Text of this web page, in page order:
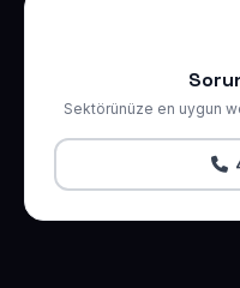
Sektörünüze en uygun